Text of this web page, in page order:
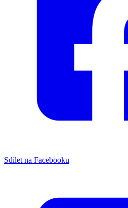
Sdílet na Facebooku